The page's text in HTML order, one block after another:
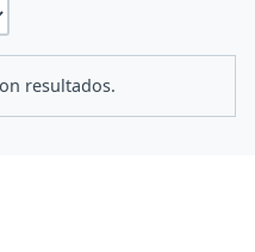
resultados.